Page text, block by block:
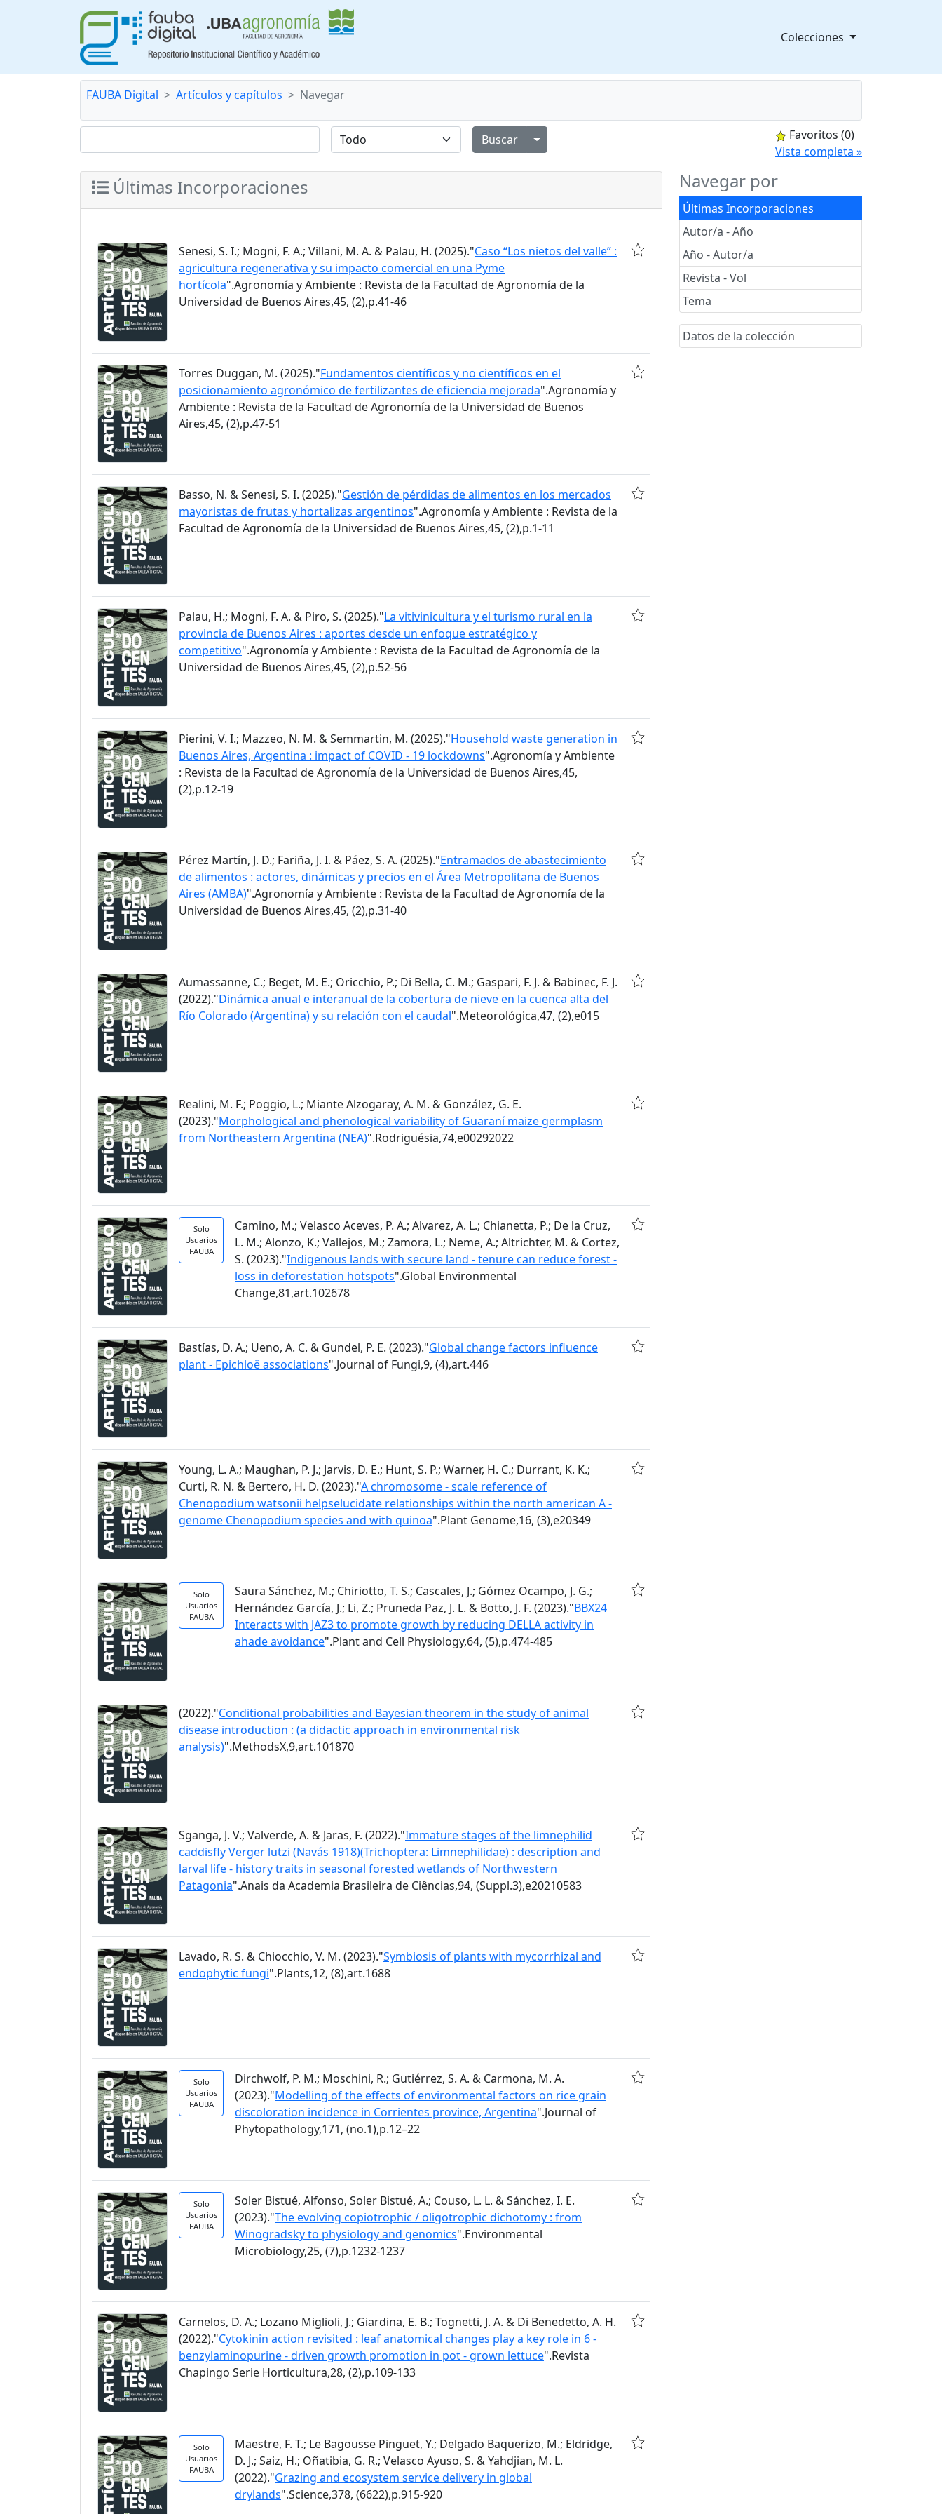
Colecciones
FAUBA Digital Artículos y capítulos Navegar
Alternar menú desplegable
Favoritos (0)
Vista completa »
Navegar por
Últimas Incorporaciones
Autor/a - Año
Año - Autor/a
Revista - Vol
Tema
Datos de la colección
Últimas Incorporaciones
Senesi, S. I.; Mogni, F. A.; Villani, M. A. & Palau, H. (2025)."Caso “Los nietos del valle” :
agricultura regenerativa y su impacto comercial en una Pyme
hortícola".Agronomía y Ambiente : Revista de la Facultad de Agronomía de la
Universidad de Buenos Aires,45, (2),p.41-46
Torres Duggan, M. (2025)."Fundamentos científicos y no científicos en el
posicionamiento agronómico de fertilizantes de eficiencia mejorada".Agronomía y
Ambiente : Revista de la Facultad de Agronomía de la Universidad de Buenos
Aires,45, (2),p.47-51
Basso, N. & Senesi, S. I. (2025)."Gestión de pérdidas de alimentos en los mercados
mayoristas de frutas y hortalizas argentinos".Agronomía y Ambiente : Revista de la
Facultad de Agronomía de la Universidad de Buenos Aires,45, (2),p.1-11
Palau, H.; Mogni, F. A. & Piro, S. (2025)."La vitivinicultura y el turismo rural en la
provincia de Buenos Aires : aportes desde un enfoque estratégico y
competitivo".Agronomía y Ambiente : Revista de la Facultad de Agronomía de la
Universidad de Buenos Aires,45, (2),p.52-56
Pierini, V. I.; Mazzeo, N. M. & Semmartin, M. (2025)."Household waste generation in
Buenos Aires, Argentina : impact of COVID - 19 lockdowns".Agronomía y Ambiente
: Revista de la Facultad de Agronomía de la Universidad de Buenos Aires,45,
(2),p.12-19
Pérez Martín, J. D.; Fariña, J. I. & Páez, S. A. (2025)."Entramados de abastecimiento
de alimentos : actores, dinámicas y precios en el Área Metropolitana de Buenos
Aires (AMBA)".Agronomía y Ambiente : Revista de la Facultad de Agronomía de la
Universidad de Buenos Aires,45, (2),p.31-40
Aumassanne, C.; Beget, M. E.; Oricchio, P.; Di Bella, C. M.; Gaspari, F. J. & Babinec, F. J.
(2022)."Dinámica anual e interanual de la cobertura de nieve en la cuenca alta del
Río Colorado (Argentina) y su relación con el caudal".Meteorológica,47, (2),e015
Realini, M. F.; Poggio, L.; Miante Alzogaray, A. M. & González, G. E.
(2023)."Morphological and phenological variability of Guaraní maize germplasm
from Northeastern Argentina (NEA)".Rodriguésia,74,e00292022
Solo
Usuarios
FAUBA
Camino, M.; Velasco Aceves, P. A.; Alvarez, A. L.; Chianetta, P.; De la Cruz,
L. M.; Alonzo, K.; Vallejos, M.; Zamora, L.; Neme, A.; Altrichter, M. & Cortez,
S. (2023)."Indigenous lands with secure land - tenure can reduce forest -
loss in deforestation hotspots".Global Environmental
Change,81,art.102678
Bastías, D. A.; Ueno, A. C. & Gundel, P. E. (2023)."Global change factors influence
plant - Epichloë associations".Journal of Fungi,9, (4),art.446
Young, L. A.; Maughan, P. J.; Jarvis, D. E.; Hunt, S. P.; Warner, H. C.; Durrant, K. K.;
Curti, R. N. & Bertero, H. D. (2023)."A chromosome - scale reference of
Chenopodium watsonii helpselucidate relationships within the north american A -
genome Chenopodium species and with quinoa".Plant Genome,16, (3),e20349
Solo
Usuarios
FAUBA
Saura Sánchez, M.; Chiriotto, T. S.; Cascales, J.; Gómez Ocampo, J. G.;
Hernández García, J.; Li, Z.; Pruneda Paz, J. L. & Botto, J. F. (2023)."BBX24
Interacts with JAZ3 to promote growth by reducing DELLA activity in
ahade avoidance".Plant and Cell Physiology,64, (5),p.474-485
(2022)."Conditional probabilities and Bayesian theorem in the study of animal
disease introduction : (a didactic approach in environmental risk
analysis)".MethodsX,9,art.101870
Sganga, J. V.; Valverde, A. & Jaras, F. (2022)."Immature stages of the limnephilid
caddisfly Verger lutzi (Navás 1918)(Trichoptera: Limnephilidae) : description and
larval life - history traits in seasonal forested wetlands of Northwestern
Patagonia".Anais da Academia Brasileira de Ciências,94, (Suppl.3),e20210583
Lavado, R. S. & Chiocchio, V. M. (2023)."Symbiosis of plants with mycorrhizal and
endophytic fungi".Plants,12, (8),art.1688
Solo
Usuarios
FAUBA
Dirchwolf, P. M.; Moschini, R.; Gutiérrez, S. A. & Carmona, M. A.
(2023)."Modelling of the effects of environmental factors on rice grain
discoloration incidence in Corrientes province, Argentina".Journal of
Phytopathology,171, (no.1),p.12–22
Solo
Usuarios
FAUBA
Soler Bistué, Alfonso, Soler Bistué, A.; Couso, L. L. & Sánchez, I. E.
(2023)."The evolving copiotrophic / oligotrophic dichotomy : from
Winogradsky to physiology and genomics".Environmental
Microbiology,25, (7),p.1232-1237
Carnelos, D. A.; Lozano Miglioli, J.; Giardina, E. B.; Tognetti, J. A. & Di Benedetto, A. H.
(2022)."Cytokinin action revisited : leaf anatomical changes play a key role in 6 -
benzylaminopurine - driven growth promotion in pot - grown lettuce".Revista
Chapingo Serie Horticultura,28, (2),p.109-133
Solo
Usuarios
FAUBA
Maestre, F. T.; Le Bagousse Pinguet, Y.; Delgado Baquerizo, M.; Eldridge,
D. J.; Saiz, H.; Oñatibia, G. R.; Velasco Ayuso, S. & Yahdjian, M. L.
(2022)."Grazing and ecosystem service delivery in global
drylands".Science,378, (6622),p.915-920